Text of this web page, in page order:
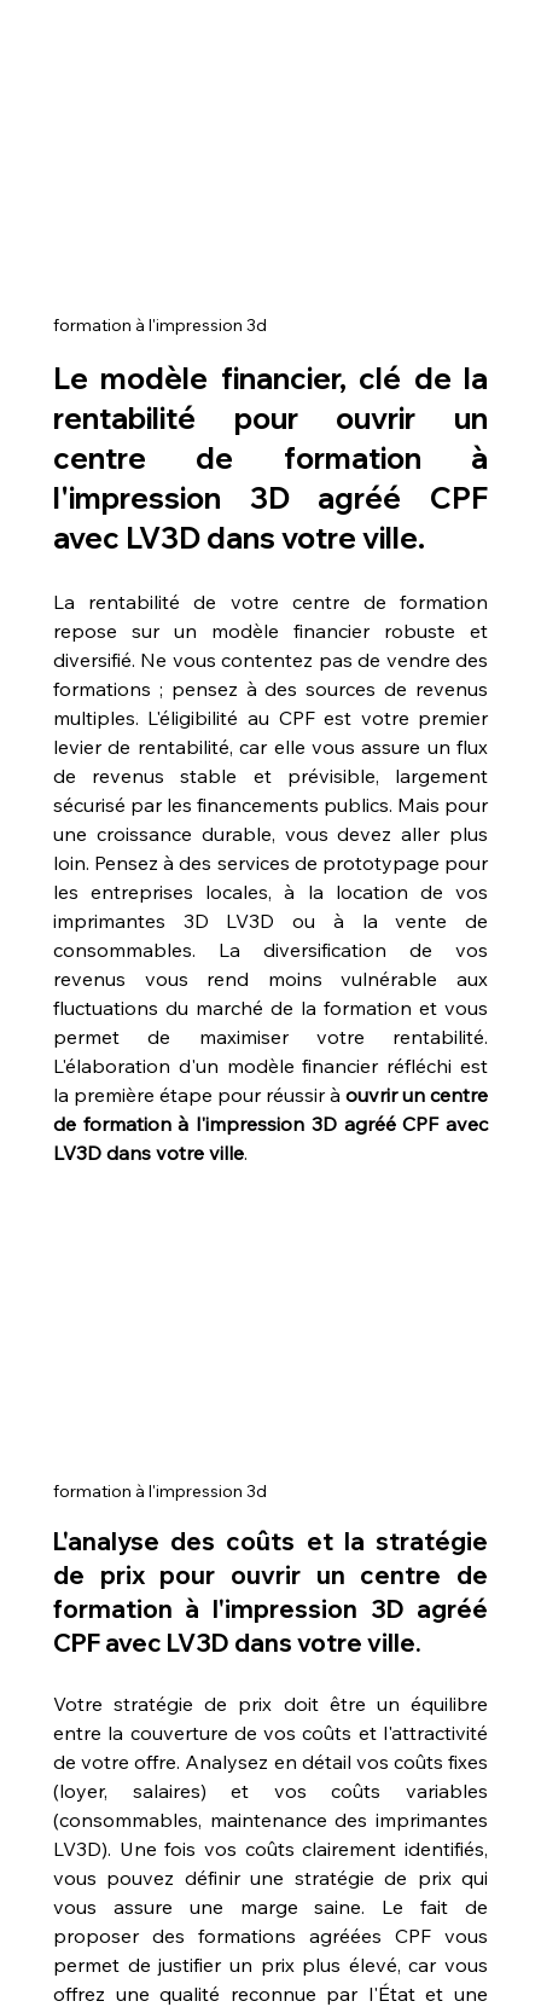
formation à l'impression 3d
Le modèle financier, clé de la
rentabilité pour ouvrir un
centre de formation à
l'impression 3D agréé CPF
avec LV3D dans votre ville.
La rentabilité de votre centre de formation
repose sur un modèle financier robuste et
diversifié. Ne vous contentez pas de vendre des
formations ; pensez à des sources de revenus
multiples. L'éligibilité au CPF est votre premier
levier de rentabilité, car elle vous assure un flux
de revenus stable et prévisible, largement
sécurisé par les financements publics. Mais pour
une croissance durable, vous devez aller plus
loin. Pensez à des services de prototypage pour
les entreprises locales, à la location de vos
imprimantes 3D LV3D ou à la vente de
consommables. La diversification de vos
revenus vous rend moins vulnérable aux
fluctuations du marché de la formation et vous
permet de maximiser votre rentabilité.
L'élaboration d'un modèle financier réfléchi est
la première étape pour réussir à ouvrir un centre
de formation à l'impression 3D agréé CPF avec
LV3D dans votre ville.
formation à l'impression 3d
L'analyse des coûts et la stratégie
de prix pour ouvrir un centre de
formation à l'impression 3D agréé
CPF avec LV3D dans votre ville.
Votre stratégie de prix doit être un équilibre
entre la couverture de vos coûts et l'attractivité
de votre offre. Analysez en détail vos coûts fixes
(loyer, salaires) et vos coûts variables
(consommables, maintenance des imprimantes
LV3D). Une fois vos coûts clairement identifiés,
vous pouvez définir une stratégie de prix qui
vous assure une marge saine. Le fait de
proposer des formations agréées CPF vous
permet de justifier un prix plus élevé, car vous
offrez une qualité reconnue par l'État et une